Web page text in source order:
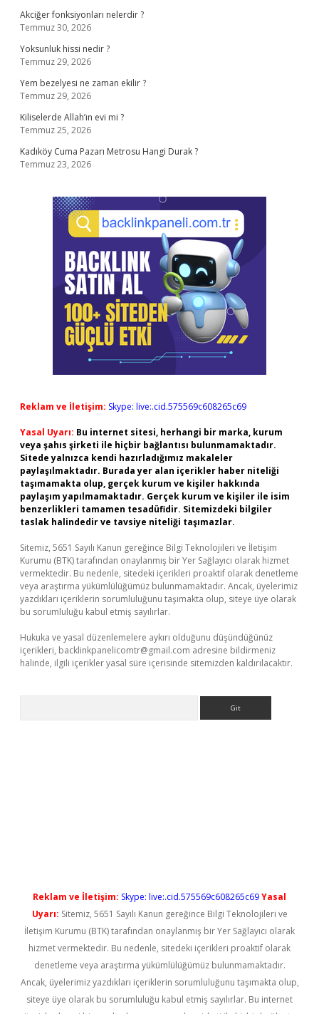
Akciğer fonksiyonları nelerdir ?
Temmuz 30, 2026
Yoksunluk hissi nedir ?
Temmuz 29, 2026
Yem bezelyesi ne zaman ekilir ?
Temmuz 29, 2026
Kiliselerde Allah’ın evi mi ?
Temmuz 25, 2026
Kadıköy Cuma Pazarı Metrosu Hangi Durak ?
Temmuz 23, 2026
Reklam ve İletişim: Skype: live:.cid.575569c608265c69
Yasal Uyarı: Bu internet sitesi, herhangi bir marka, kurum
veya şahıs şirketi ile hiçbir bağlantısı bulunmamaktadır.
Sitede yalnızca kendi hazırladığımız makaleler
paylaşılmaktadır. Burada yer alan içerikler haber niteliği
taşımamakta olup, gerçek kurum ve kişiler hakkında
paylaşım yapılmamaktadır. Gerçek kurum ve kişiler ile isim
benzerlikleri tamamen tesadüfidir. Sitemizdeki bilgiler
taslak halindedir ve tavsiye niteliği taşımazlar.
Sitemiz, 5651 Sayılı Kanun gereğince Bilgi Teknolojileri ve İletişim
Kurumu (BTK) tarafından onaylanmış bir Yer Sağlayıcı olarak hizmet
vermektedir. Bu nedenle, sitedeki içerikleri proaktif olarak denetleme
veya araştırma yükümlülüğümüz bulunmamaktadır. Ancak, üyelerimiz
yazdıkları içeriklerin sorumluluğunu taşımakta olup, siteye üye olarak
bu sorumluluğu kabul etmiş sayılırlar.
Hukuka ve yasal düzenlemelere aykırı olduğunu düşündüğünüz
içerikleri, backlinkpanelicomtr@gmail.com adresine bildirmeniz
halinde, ilgili içerikler yasal süre içerisinde sitemizden kaldırılacaktır.
Reklam ve İletişim: Skype: live:.cid.575569c608265c69Yasal
Uyarı: Sitemiz, 5651 Sayılı Kanun gereğince Bilgi Teknolojileri ve
İletişim Kurumu (BTK) tarafından onaylanmış bir Yer Sağlayıcı olarak
hizmet vermektedir. Bu nedenle, sitedeki içerikleri proaktif olarak
denetleme veya araştırma yükümlülüğümüz bulunmamaktadır.
Ancak, üyelerimiz yazdıkları içeriklerin sorumluluğunu taşımakta olup,
siteye üye olarak bu sorumluluğu kabul etmiş sayılırlar. Bu internet